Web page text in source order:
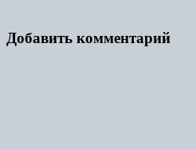
Добавить комментарий